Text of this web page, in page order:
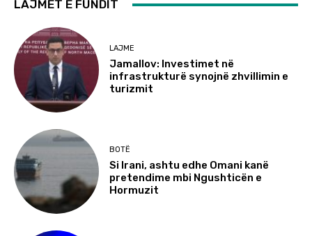
LAJMET E FUNDIT
LAJME
Jamallov: Investimet në
infrastrukturë synojnë zhvillimin e
turizmit
BOTË
Si Irani, ashtu edhe Omani kanë
pretendime mbi Ngushticën e
Hormuzit